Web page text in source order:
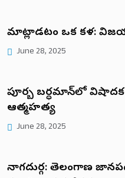
మాట్లాడటం ఒక కళ:
June 28, 2025
పూర్బ బర్ధమాన్‌లో
ఆత్మహత్య
June 28, 2025
నాగదుర్గ: తెలంగాణ